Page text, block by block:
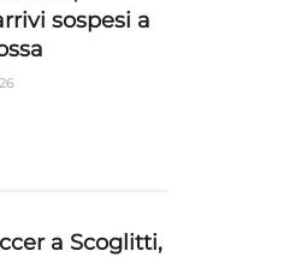
sospesi a
a Scoglitti,